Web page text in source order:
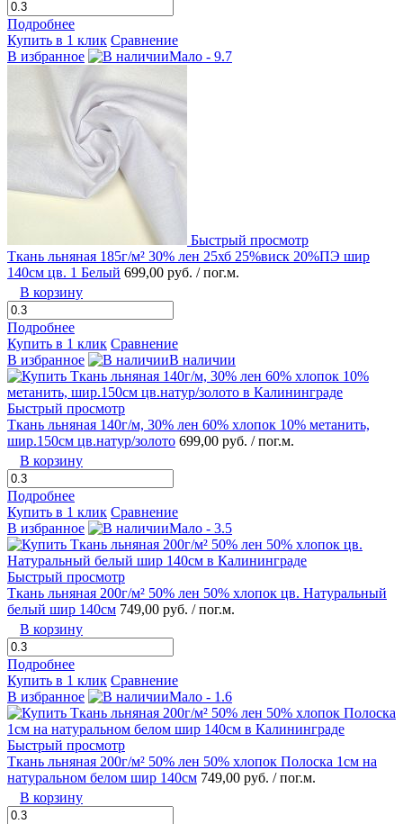
Подробнее
Купить в 1 клик Сравнение
В избранное
Мало - 9.7
Быстрый просмотр
Ткань льняная 185г/м² 30% лен 25хб 25%виск 20%ПЭ шир
140см цв. 1 Белый 699,00 руб. / пог.м.
В корзину
Подробнее
Купить в 1 клик Сравнение
В избранное
В наличии
Быстрый просмотр
Ткань льняная 140г/м, 30% лен 60% хлопок 10% метанить,
шир.150см цв.натур/золото 699,00 руб. / пог.м.
В корзину
Подробнее
Купить в 1 клик Сравнение
В избранное
Мало - 3.5
Быстрый просмотр
Ткань льняная 200г/м² 50% лен 50% хлопок цв. Натуральный
белый шир 140см 749,00 руб. / пог.м.
В корзину
Подробнее
Купить в 1 клик Сравнение
В избранное
Мало - 1.6
Быстрый просмотр
Ткань льняная 200г/м² 50% лен 50% хлопок Полоска 1см на
натуральном белом шир 140см 749,00 руб. / пог.м.
В корзину